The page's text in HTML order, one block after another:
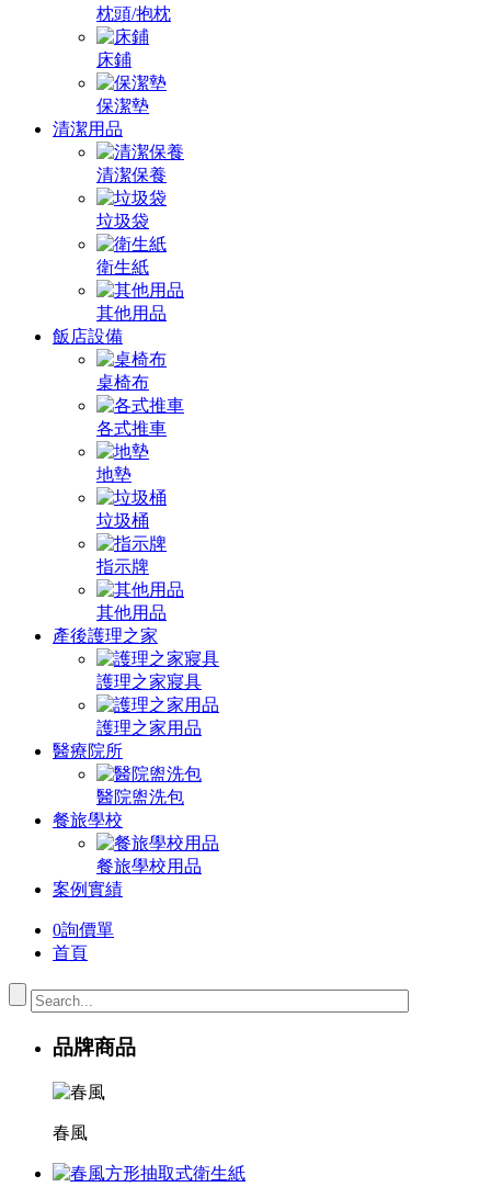
枕頭/抱枕
床鋪
保潔墊
清潔用品
清潔保養
垃圾袋
衛生紙
其他用品
飯店設備
桌椅布
各式推車
地墊
垃圾桶
指示牌
其他用品
產後護理之家
護理之家寢具
護理之家用品
醫療院所
醫院盥洗包
餐旅學校
餐旅學校用品
案例實績
0詢價單
首頁
品牌商品
春風